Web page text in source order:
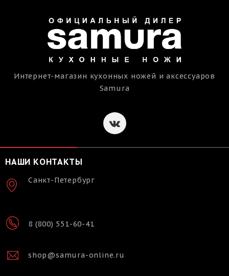
Интернет-магазин кухонных ножей и аксессуаров
Samura
НАШИ КОНТАКТЫ
Санкт-Петербург
8 (800) 551-60-41
shop@samura-online.ru